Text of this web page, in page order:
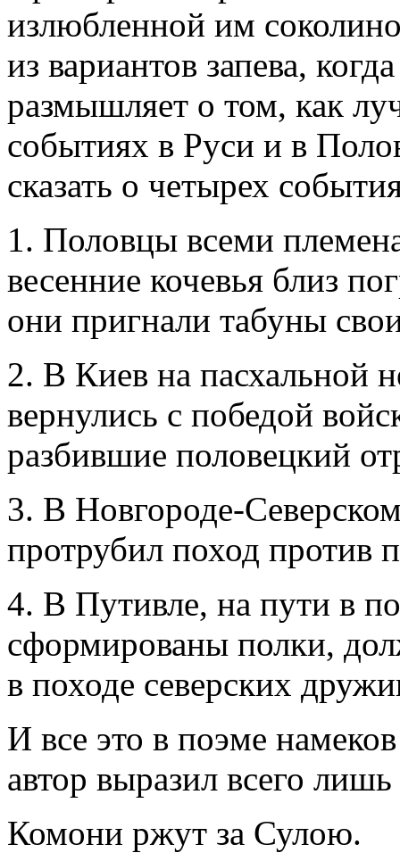
излюбленной им
из вариантов запева,
размышляет о том, как
событиях в Руси и в
сказать о четырех
1. Половцы всеми
весенние кочевья близ
они пригнали табуны
2. В Киев на пасхальной
вернулись с победой
разбившие половецкий
3. В Новгороде-
протрубил поход против
4. В Путивле, на пути в
сформированы полки,
в походе северских
И все это в поэме
автор выразил всего
Комони ржут за Сулою.